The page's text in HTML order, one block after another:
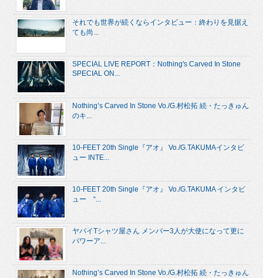
それでも世界が続くならインタビュー：終わりを見据え
ても尚...
SPECIAL LIVE REPORT：Nothing's Carved In Stone
SPECIAL ON...
Nothing’s Carved In Stone Vo./G.村松拓 続・たっきゅん
のキ...
10-FEET 20th Single『アオ』 Vo./G.TAKUMAインタビ
ュー INTE...
10-FEET 20th Single『アオ』 Vo./G.TAKUMA インタビ
ュー “...
ヤバイTシャツ屋さん メンバー3人が大使になって更に
パワーア...
Nothing’s Carved In Stone Vo./G.村松拓 続・たっきゅん